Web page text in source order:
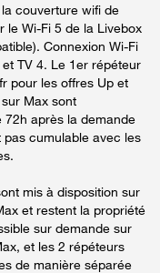
couverture wifi de
le Wi-Fi 5 de la Livebox
Connexion Wi-Fi
TV 4. Le 1er répéteur
pour les offres Up et
Max sont
après la demande
pas cumulable avec les
mis à disposition sur
et restent la propriété
sur demande sur
et les 2 répéteurs
de manière séparée